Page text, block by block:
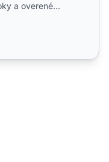
a overené